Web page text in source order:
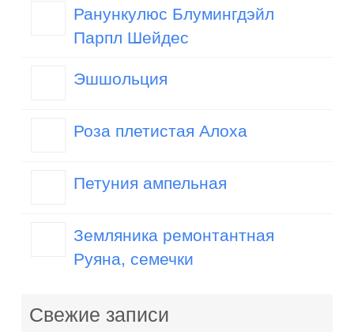
Ранункулюс Блумингдэйл
Парпл Шейдес
Эшшольция
Роза плетистая Алоха
Петуния ампельная
Земляника ремонтантная
Руяна, семечки
Свежие записи